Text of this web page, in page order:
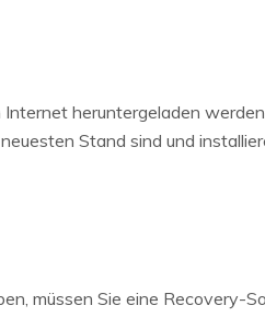
heruntergeladen
Stand sind und
müssen Sie eine Recovery-